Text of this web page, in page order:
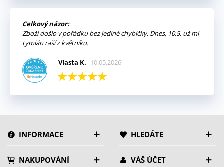
Celkový názor:
Zboží došlo v pořádku bez jediné chybičky. Dnes, 10.5. už mi
tymián raší z květníku.
Vlasta K. 10.05.2026
INFORMACE HLEDÁTE
NAKUPOVÁNÍ VÁŠ ÚČET